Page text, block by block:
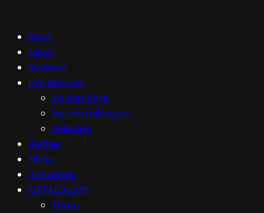
Start
News
Reviews
Live Reviews
Vorberichte
Veranstaltungen
Galerien
Bücher
Filme
Interviews
METALGLORY
Team